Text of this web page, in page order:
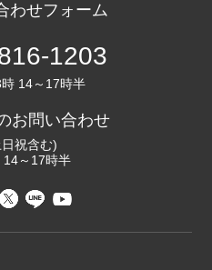
わせフォーム
1203
14～17時半
お問い合わせ
祝含む)
14～17時半